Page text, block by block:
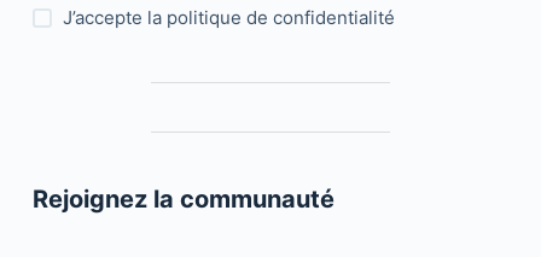
J’accepte la politique de confidentialité
Rejoignez la communauté